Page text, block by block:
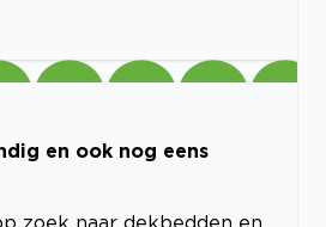
en ook nog eens
zoek naar dekbedden en